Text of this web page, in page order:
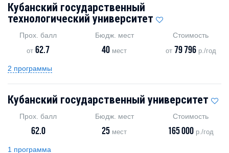
Кубанский государственный
технологический университет
Прох. балл
от62.7
Бюдж. мест
40 мест
Стоимость
от 79 796р./год
2 программы
Кубанский государственный университет
Прох. балл
62.0
Бюдж. мест
25 мест
Стоимость
165 000 р./год
1 программа